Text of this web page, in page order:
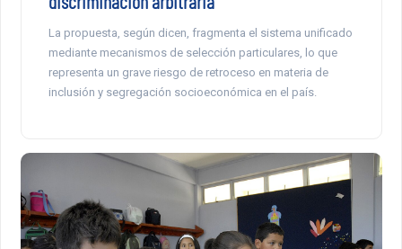
La propuesta, según dicen, fragmenta el sistema unificado
mediante mecanismos de selección particulares, lo que
representa un grave riesgo de retroceso en materia de
inclusión y segregación socioeconómica en el país.